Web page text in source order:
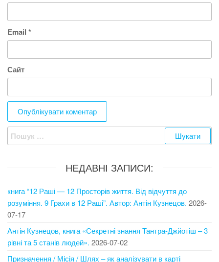
Email *
Сайт
Пошук:
НЕДАВНІ ЗАПИСИ:
книга “12 Раші — 12 Просторів життя. Від відчуття до
розуміння. 9 Грахи в 12 Раші”. Автор: Антін Кузнецов. 2026-
07-17
Антін Кузнецов, книга «Секретні знання Тантра-Джйотіш – 3
рівні та 5 станів людей». 2026-07-02
Призначення / Місія / Шлях – як аналізувати в карті